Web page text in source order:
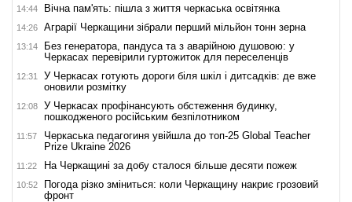
14:44 Вічна пам'ять: пішла з життя черкаська освітянка
14:26 Аграрії Черкащини зібрали перший мільйон тонн зерна
13:14
Без генератора, пандуса та з аварійною душовою: у
Черкасах перевірили гуртожиток для переселенців
12:31
У Черкасах готують дороги біля шкіл і дитсадків: де вже
оновили розмітку
12:08
У Черкасах профінансують обстеження будинку,
пошкодженого російським безпілотником
11:57
Черкаська педагогиня увійшла до топ-25 Global Teacher
Prize Ukraine 2026
11:22 На Черкащині за добу сталося більше десяти пожеж
10:52
Погода різко зміниться: коли Черкащину накриє грозовий
фронт